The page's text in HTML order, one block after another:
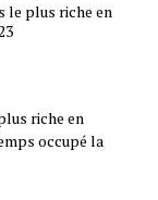
le plus riche en
riche en
occupé la